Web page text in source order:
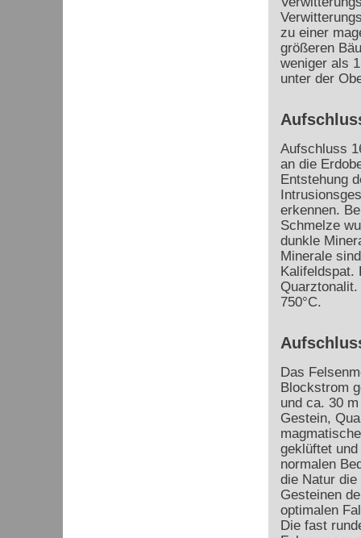
zu einer
größeren
weniger als
unter der
Aufschluss
an die
Entstehung
erkennen.
Schmelze
dunkle
Minerale
Kalifeldspat.
750°C.
Das
Blockstrom
und ca. 30
Gestein,
geklüftet
normalen
die Natur
Gesteinen
optimalen
Die fast